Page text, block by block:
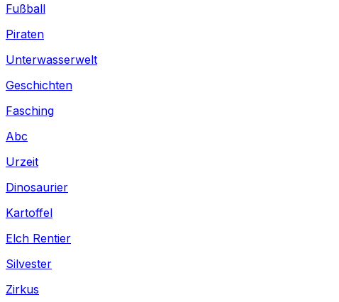
Fußball
Piraten
Unterwasserwelt
Geschichten
Fasching
Abc
Urzeit
Dinosaurier
Kartoffel
Elch Rentier
Silvester
Zirkus